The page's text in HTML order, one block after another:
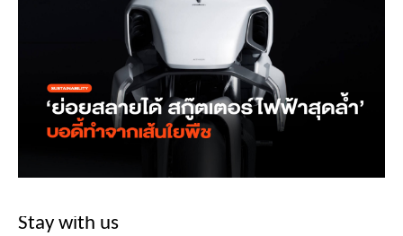
Stay with us